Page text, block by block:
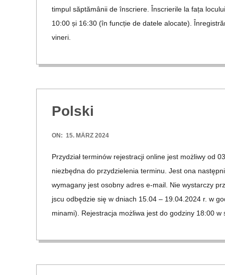
tim­pul săp­tămâ­nii de înscriere. Înscrier­ile la fața
10:00 și 16:30 (în fun­cție de datele alo­cate).
vineri.
Pol­ski
2024-
ON: 15. MÄRZ 2024
Przyd­ział ter­minów rejes­tracji online jest moż­liwy od
niez­będna do przyd­zie­lenia ter­minu. Jest ona
wyma­gany jest osobny adres e‑mail. Nie wyst­ar­czy
jscu odbęd­zie się w dniach 15.04 – 19.04.2024 r. w
mi­nami). Rejes­tracja moż­liwa jest do god­ziny 18:00 w